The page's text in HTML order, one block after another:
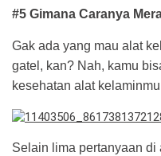
#5 Gimana Caranya
Gak ada yang mau alat
gatel, kan? Nah, kamu
kesehatan alat
Selain lima pertanyaan di